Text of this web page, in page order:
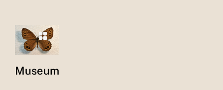
Museum